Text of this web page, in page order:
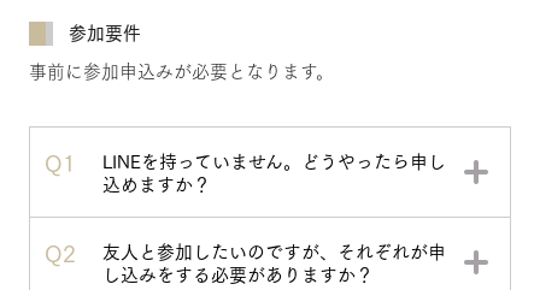
参加要件
事前に参加申込みが必要となります。
Q1 LINEを持っていません。どうやったら申し
込めますか？
Q2 友人と参加したいのですが、それぞれが申
し込みをする必要がありますか？